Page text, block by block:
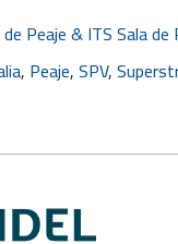
Peaje & ITS Sala de
, Peaje,SPV,